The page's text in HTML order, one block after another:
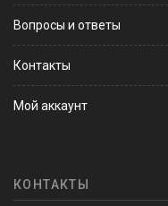
Вопросы и ответы
Контакты
Мой аккаунт
КОНТАКТЫ